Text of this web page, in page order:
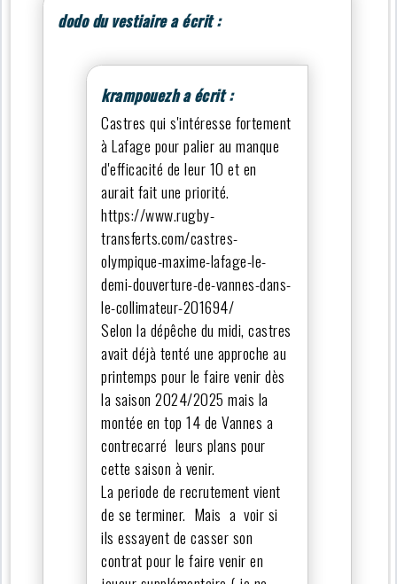
dodo du vestiaire a écrit :
krampouezh a écrit :
Castres qui s'intéresse fortement
à Lafage pour palier au manque
d'efficacité de leur 10 et en
aurait fait une priorité.
https://www.rugby-
transferts.com/castres-
olympique-maxime-lafage-le-
demi-douverture-de-vannes-dans-
le-collimateur-201694/
Selon la dépêche du midi, castres
avait déjà tenté une approche au
printemps pour le faire venir dès
la saison 2024/2025 mais la
montée en top 14 de Vannes a
contrecarré leurs plans pour
cette saison à venir.
La periode de recrutement vient
de se terminer. Mais a voir si
ils essayent de casser son
contrat pour le faire venir en